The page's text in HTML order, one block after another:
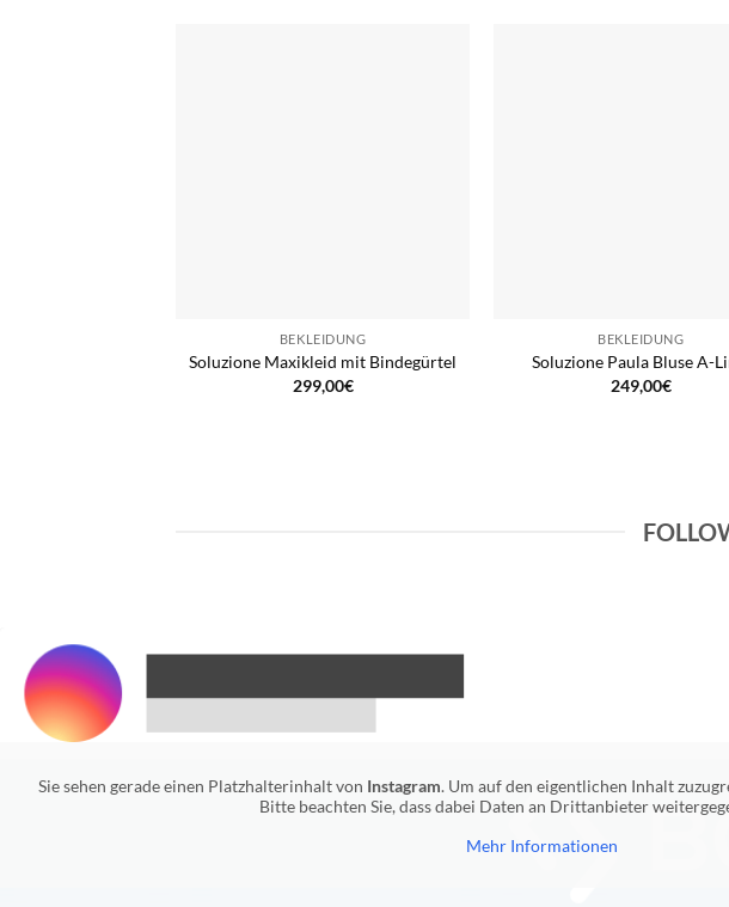
BEKLEIDUNG
Soluzione Maxikleid mit Bindegürtel
299,00€
BEKLEIDUNG
Soluzione Paula Bluse A-
249,00€
Sie sehen gerade einen Platzhalterinhalt von Instagram. Um auf den eigentlichen Inhalt
Bitte beachten Sie, dass dabei Daten an Drittanbieter
Mehr Informationen